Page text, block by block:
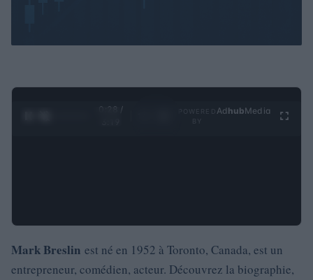
0:29 /
Ad hubMedia
Mark Breslin est né en 1952 à Toronto, Canada, est un
entrepreneur, comédien, acteur. Découvrez la biographie,